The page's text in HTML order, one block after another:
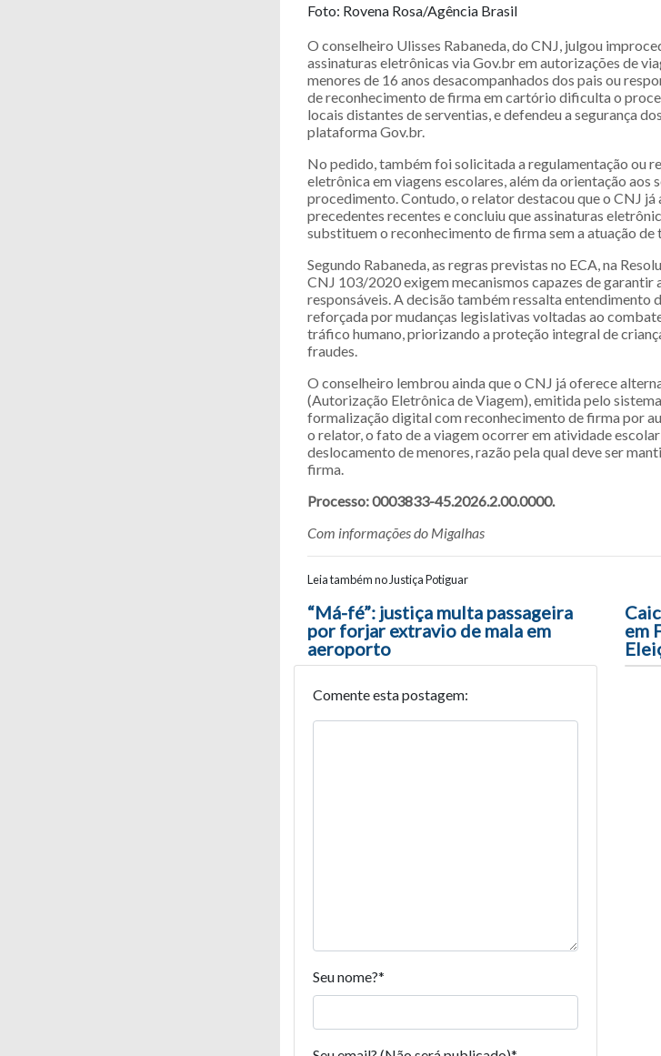
Foto: Rovena Rosa/Agência Brasil
O conselheiro Ulisses Rabaneda, do CNJ, julgou
assinaturas eletrônicas via Gov.br em autorizações de
menores de 16 anos desacompanhados dos pais ou
de reconhecimento de firma em cartório dificulta o
locais distantes de serventias, e defendeu a segurança
plataforma Gov.br.
No pedido, também foi solicitada a regulamentação ou
eletrônica em viagens escolares, além da orientação
procedimento. Contudo, o relator destacou que o CNJ já
precedentes recentes e concluiu que assinaturas
substituem o reconhecimento de firma sem a atuação de
Segundo Rabaneda, as regras previstas no ECA, na
CNJ 103/2020 exigem mecanismos capazes de
responsáveis. A decisão também ressalta entendimento
reforçada por mudanças legislativas voltadas ao
tráfico humano, priorizando a proteção integral de
fraudes.
O conselheiro lembrou ainda que o CNJ já oferece
(Autorização Eletrônica de Viagem), emitida pelo
formalização digital com reconhecimento de firma por
o relator, o fato de a viagem ocorrer em atividade
deslocamento de menores, razão pela qual deve ser
firma.
Processo: 0003833-45.2026.2.00.0000.
Com informações do Migalhas
Leia também no Justiça Potiguar
Navegação entre posts
“Má-fé”: justiça multa passageira
por forjar extravio de mala em
aeroporto
em
Comente esta postagem:
Seu nome?*